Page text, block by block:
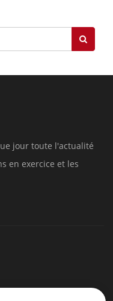
jour toute l'actualité
en exercice et les